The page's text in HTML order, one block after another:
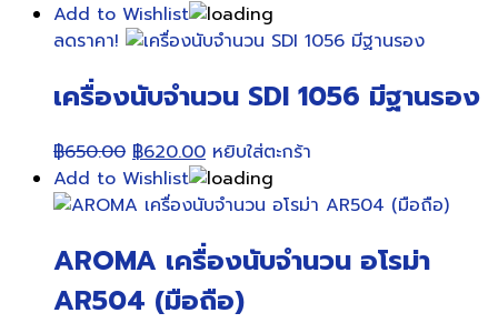
Add to Wishlist
ลดราคา!
เครื่องนับจำนวน SDI 1056 มีฐานรอง
฿650.00 Original
price
was:
฿620.00Current
price
is:
หยิบใส่ตะกร้า
Add to Wishlist
AROMA เครื่องนับจำนวน อโรม่า
AR504 (มือถือ)